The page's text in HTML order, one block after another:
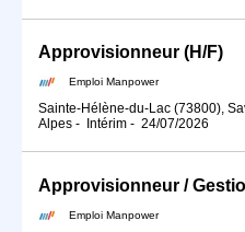
Approvisionneur (H/F)
Emploi Manpower
Sainte-Hélène-du-Lac (73800),
Alpes - Intérim - 24/07/2026
Emploi Manpower